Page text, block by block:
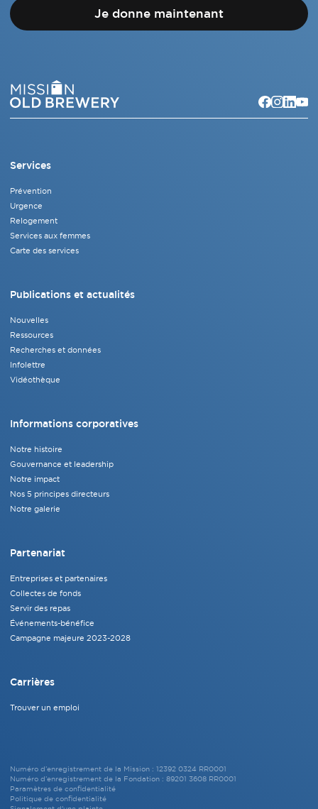
Je donne maintenant
Services
Prévention
Urgence
Relogement
Services aux femmes
Carte des services
Publications et actualités
Nouvelles
Ressources
Recherches et données
Infolettre
Vidéothèque
Informations corporatives
Notre histoire
Gouvernance et leadership
Notre impact
Nos 5 principes directeurs
Notre galerie
Partenariat
Entreprises et partenaires
Collectes de fonds
Servir des repas
Événements-bénéfice
Campagne majeure 2023-2028
Carrières
Trouver un emploi
Numéro d’enregistrement de la Mission : 12392 0324 RR0001
Numéro d’enregistrement de la Fondation : 89201 3608 RR0001
Paramètres de confidentialité
Politique de confidentialité